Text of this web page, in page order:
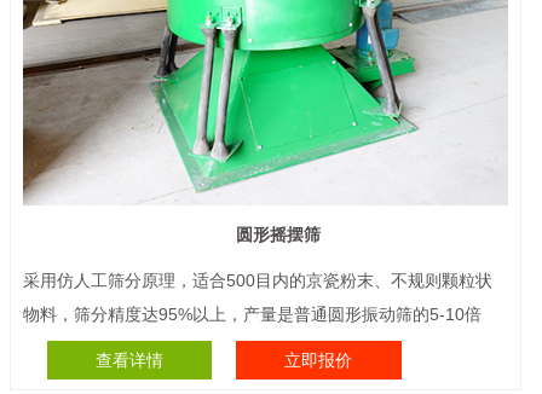
圆形摇摆筛
采用仿人工筛分原理，适合500目内的京瓷粉末、不规则颗粒状
物料，筛分精度达95%以上，产量是普通圆形振动筛的5-10倍
查看详情 立即报价